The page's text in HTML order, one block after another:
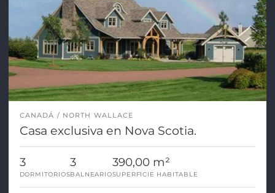
CANADÁ NORTH WALLACE
Casa exclusiva en Nova Scotia.
3
DORMITORIOS
3
BALNEARIO
390,00 m²
SUPERFICIE HABITABLE